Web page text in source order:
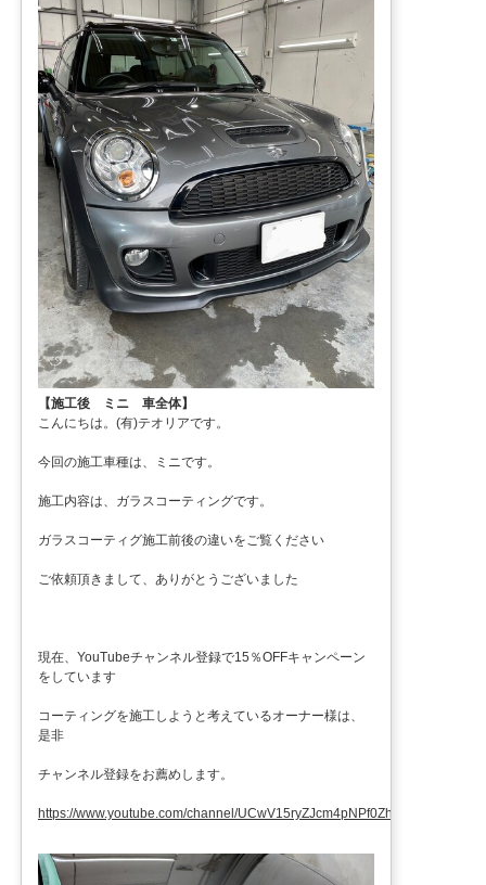
【施工後 ミニ 車全体】
こんにちは。(有)テオリアです。
今回の施工車種は、ミニです。
施工内容は、ガラスコーティングです。
ガラスコーティグ施工前後の違いをご覧ください
ご依頼頂きまして、ありがとうございました
現在、YouTubeチャンネル登録で15％OFFキャンペーン
をしています
コーティングを施工しようと考えているオーナー様は、
是非
チャンネル登録をお薦めします。
https://www.youtube.com/channel/UCwV15ryZJcm4pNPf0ZhXu9g